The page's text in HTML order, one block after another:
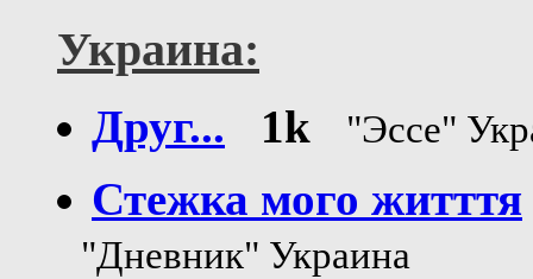
Украина:
Друг... 1k "Эссе"
Стежка мого житття
"Дневник" Украина